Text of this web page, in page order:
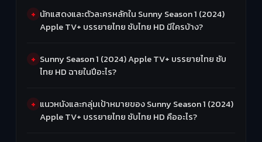
นักแสดงและตัวละครหลักใน Sunny Season 1 (2024)
Apple TV+ บรรยายไทย ซับไทย HD มีใครบ้าง?
Sunny Season 1 (2024) Apple TV+ บรรยายไทย ซับ
ไทย HD ฉายในปีอะไร?
แนวหนังและกลุ่มเป้าหมายของ Sunny Season 1 (2024)
Apple TV+ บรรยายไทย ซับไทย HD คืออะไร?